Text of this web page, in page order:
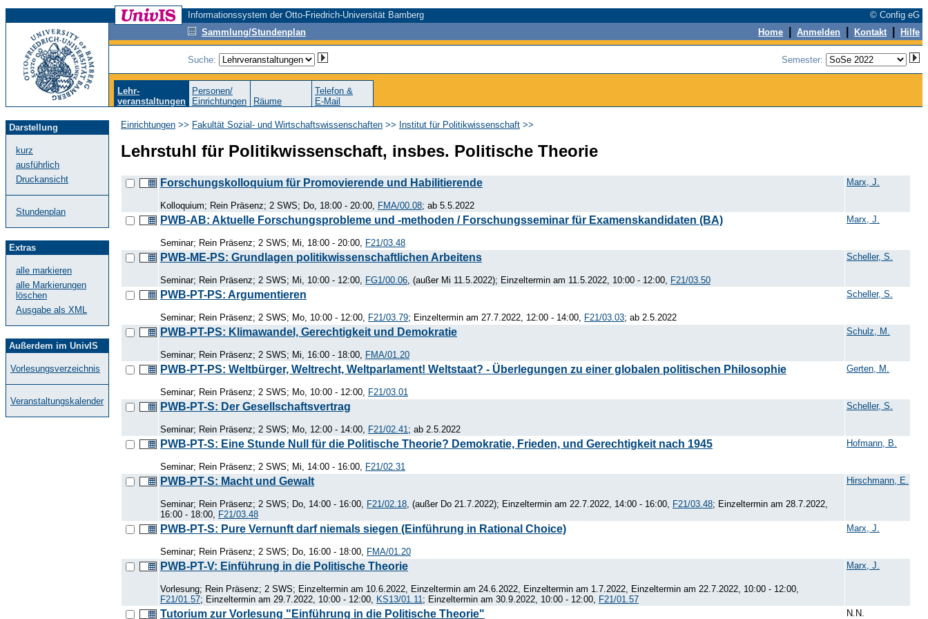
Informationssystem der Otto-Friedrich-Universität Bamberg
© Config eG
Sammlung/Stundenplan
Home Anmelden Kontakt Hilfe
Suche: Semester:
Lehr-
veranstaltungen
Personen/
Einrichtungen
Räume
Telefon &
E-Mail
Darstellung
kurz
ausführlich
Druckansicht
Stundenplan
Extras
alle markieren
alle Markierungen
löschen
Ausgabe als XML
Außerdem im UnivIS
Vorlesungsverzeichnis
Veranstaltungskalender
Einrichtungen >> Fakultät Sozial- und Wirtschaftswissenschaften >> Institut für Politikwissenschaft >>
Lehrstuhl für Politikwissenschaft, insbes. Politische Theorie
Forschungskolloquium für Promovierende und Habilitierende
Kolloquium; Rein Präsenz; 2 SWS; Do, 18:00 - 20:00, FMA/00.08; ab 5.5.2022
Marx, J.
PWB-AB: Aktuelle Forschungsprobleme und -methoden / Forschungsseminar für Examenskandidaten (BA)
Seminar; Rein Präsenz; 2 SWS; Mi, 18:00 - 20:00, F21/03.48
Marx, J.
PWB-ME-PS: Grundlagen politikwissenschaftlichen Arbeitens
Seminar; Rein Präsenz; 2 SWS; Mi, 10:00 - 12:00, FG1/00.06 , (außer Mi 11.5.2022); Einzeltermin am 11.5.2022, 10:00 - 12:00, F21/03.50
Scheller, S.
PWB-PT-PS: Argumentieren
Seminar; Rein Präsenz; 2 SWS; Mo, 10:00 - 12:00, F21/03.79; Einzeltermin am 27.7.2022, 12:00 - 14:00, F21/03.03; ab 2.5.2022
Scheller, S.
PWB-PT-PS: Klimawandel, Gerechtigkeit und Demokratie
Seminar; Rein Präsenz; 2 SWS; Mi, 16:00 - 18:00, FMA/01.20
Schulz, M.
PWB-PT-PS: Weltbürger, Weltrecht, Weltparlament! Weltstaat? - Überlegungen zu einer globalen politischen Philosophie
Seminar; Rein Präsenz; 2 SWS; Mo, 10:00 - 12:00, F21/03.01
Gerten, M.
PWB-PT-S: Der Gesellschaftsvertrag
Seminar; Rein Präsenz; 2 SWS; Mo, 12:00 - 14:00, F21/02.41 ; ab 2.5.2022
Scheller, S.
PWB-PT-S: Eine Stunde Null für die Politische Theorie? Demokratie, Frieden, und Gerechtigkeit nach 1945
Seminar; Rein Präsenz; 2 SWS; Mi, 14:00 - 16:00, F21/02.31
Hofmann, B.
PWB-PT-S: Macht und Gewalt
Seminar; Rein Präsenz; 2 SWS; Do, 14:00 - 16:00, F21/02.18 , (außer Do 21.7.2022); Einzeltermin am 22.7.2022, 14:00 - 16:00, F21/03.48; Einzeltermin am 28.7.2022,
16:00 - 18:00,
F21/03.48
Hirschmann, E.
PWB-PT-S: Pure Vernunft darf niemals siegen (Einführung in Rational Choice)
Seminar; Rein Präsenz; 2 SWS; Do, 16:00 - 18:00, FMA/01.20
Marx, J.
PWB-PT-V: Einführung in die Politische Theorie
Vorlesung; Rein Präsenz; 2 SWS; Einzeltermin am 10.6.2022, Einzeltermin am 24.6.2022, Einzeltermin am 1.7.2022, Einzeltermin am 22.7.2022, 10:00 - 12:00,
F21/01.57; Einzeltermin am 29.7.2022, 10:00 - 12:00, KS13/01.11 ; Einzeltermin am 30.9.2022, 10:00 - 12:00, F21/01.57
Marx, J.
Tutorium zur Vorlesung "Einführung in die Politische Theorie" N.N.